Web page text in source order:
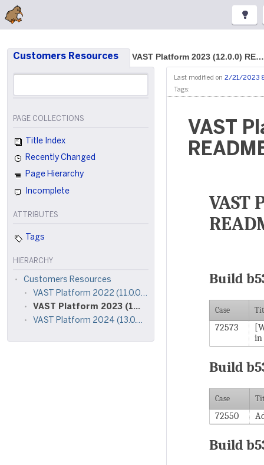
Customers Resources VAST Platform 2023 (12.0.0) RE…
PAGE COLLECTIONS
Title Index
Recently Changed
Page Hierarchy
Incomplete
ATTRIBUTES
Tags
HIERARCHY
Customers Resources
VAST Platform 2022 (11.0.0) README [In Progress]
VAST Platform 2023 (12.0.0) README [Done]
VAST Platform 2024 (13.0.0) README [In Progress]
Last modified on 2/21/2023
Tags:
VAST
VAST
Build
Case
72573
in
Build
Case
72550
Build